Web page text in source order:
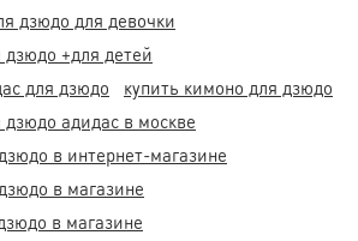
дзюдо для девочки
+для детей
для дзюдо
купить кимоно для дзюдо
адидас в москве
в интернет-магазине
в магазине
в магазине